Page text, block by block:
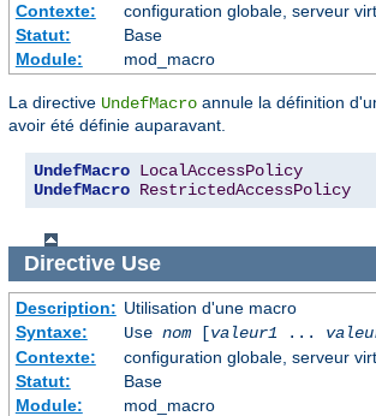
Contexte:
configuration globale, serveur
Statut:
Base
Module:
mod_macro
La directive UndefMacro annule la définition
avoir été définie auparavant.
UndefMacro LocalAccessPolicy
UndefMacro RestrictedAccessPolicy
Directive Use
Description: Utilisation d'une macro
Syntaxe:
Use nom[valeur1...
Contexte:
configuration globale, serveur
Statut:
Base
Module:
mod_macro